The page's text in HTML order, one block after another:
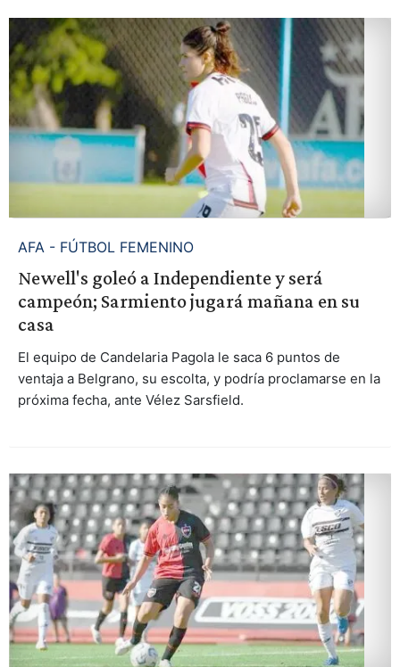
AFA - FÚTBOL FEMENINO
Newell's goleó a Independiente y será
campeón; Sarmiento jugará mañana en su
casa
El equipo de Candelaria Pagola le saca 6 puntos de
ventaja a Belgrano, su escolta, y podría proclamarse en la
próxima fecha, ante Vélez Sarsfield.